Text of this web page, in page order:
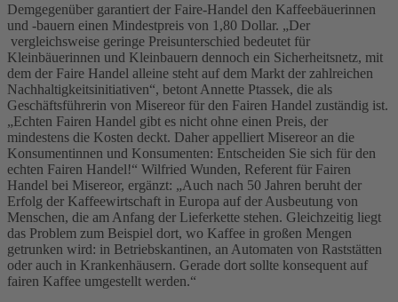
Demgegenüber garantiert der Faire-Handel den Kaffeebäuerinnen
und -bauern einen Mindestpreis von 1,80 Dollar. „Der
vergleichsweise geringe Preisunterschied bedeutet für
Kleinbäuerinnen und Kleinbauern dennoch ein Sicherheitsnetz, mit
dem der Faire Handel alleine steht auf dem Markt der zahlreichen
Nachhaltigkeitsinitiativen“, betont Annette Ptassek, die als
Geschäftsführerin von Misereor für den Fairen Handel zuständig ist.
„Echten Fairen Handel gibt es nicht ohne einen Preis, der
mindestens die Kosten deckt. Daher appelliert Misereor an die
Konsumentinnen und Konsumenten: Entscheiden Sie sich für den
echten Fairen Handel!“ Wilfried Wunden, Referent für Fairen
Handel bei Misereor, ergänzt: „Auch nach 50 Jahren beruht der
Erfolg der Kaffeewirtschaft in Europa auf der Ausbeutung von
Menschen, die am Anfang der Lieferkette stehen. Gleichzeitig liegt
das Problem zum Beispiel dort, wo Kaffee in großen Mengen
getrunken wird: in Betriebskantinen, an Automaten von Raststätten
oder auch in Krankenhäusern. Gerade dort sollte konsequent auf
fairen Kaffee umgestellt werden.“